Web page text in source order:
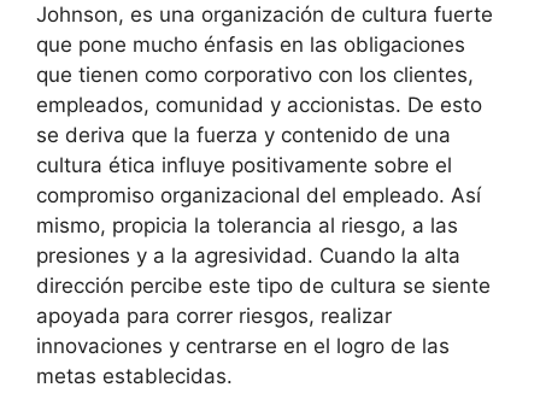
Johnson, es una organización de cultura fuerte
que pone mucho énfasis en las obligaciones
que tienen como corporativo con los clientes,
empleados, comunidad y accionistas. De esto
se deriva que la fuerza y contenido de una
cultura ética influye positivamente sobre el
compromiso organizacional del empleado. Así
mismo, propicia la tolerancia al riesgo, a las
presiones y a la agresividad. Cuando la alta
dirección percibe este tipo de cultura se siente
apoyada para correr riesgos, realizar
innovaciones y centrarse en el logro de las
metas establecidas.